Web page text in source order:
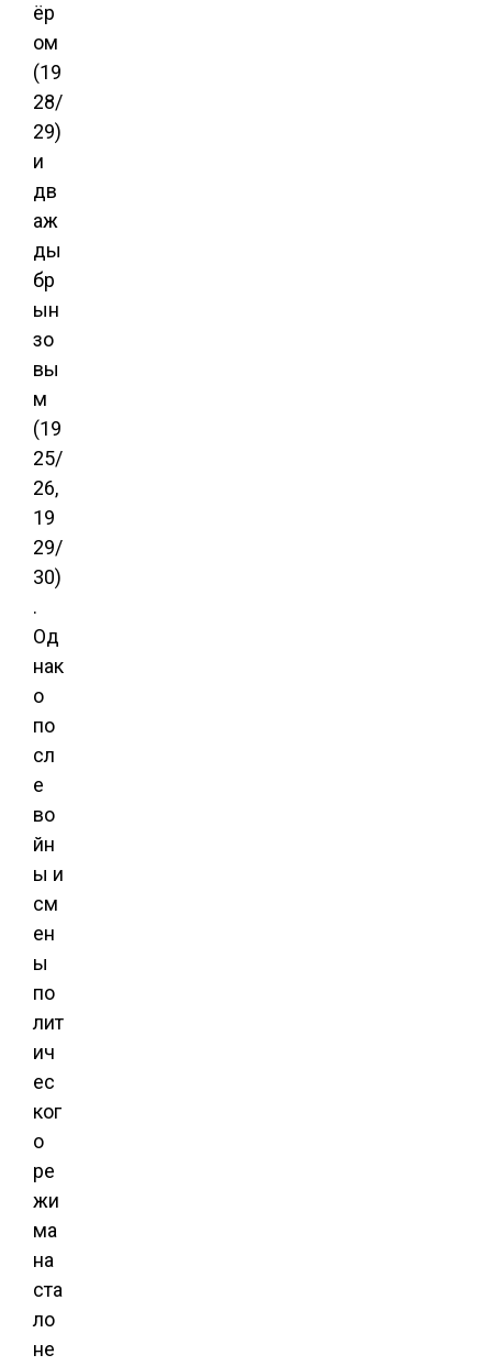
ёр
ом
(19
28/
29)
и
дв
аж
ды
бр
ын
зо
вы
м
(19
25/
26,
19
29/
30)
.
Од
нак
о
по
сл
е
во
йн
ы и
см
ен
ы
по
лит
ич
ес
ког
о
ре
жи
ма
на
ста
ло
не